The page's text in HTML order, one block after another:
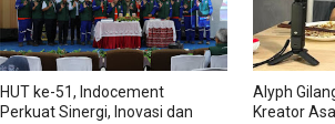
HUT ke-51, Indocement
Perkuat Sinergi, Inovasi dan
Alyph
Kreator